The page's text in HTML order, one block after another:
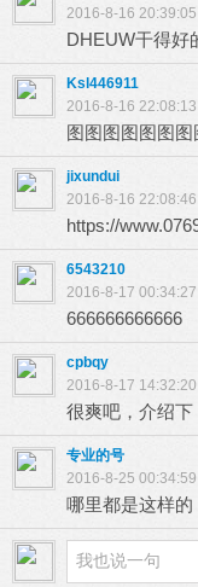
2016-8-16 20:39:05
DHEUW干得好
Ksl446911
2016-8-16 22:08:13
图图图图图图图
jixundui
2016-8-16 22:08:46
https://
6543210
2016-8-17 00:34:27
666666666666
cpbqy
2016-8-17 14:32:20
很爽吧，介绍
专业的号
2016-8-25 00:34:59
哪里都是这样的